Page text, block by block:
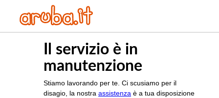
Il servizio è in
manutenzione
Stiamo lavorando per te. Ci scusiamo per il
disagio, la nostra assistenza è a tua disposizione